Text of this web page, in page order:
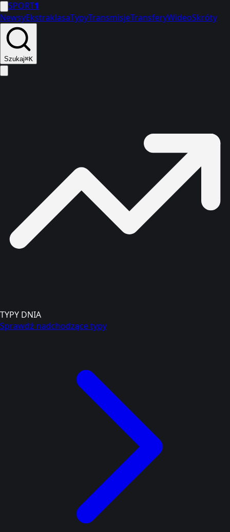
SPORT1
NewsyEkstraklasaTypyTransmisjeTransferyWideoSkróty
Szukaj⌘K
TYPY DNIA
Sprawdź nadchodzące typy